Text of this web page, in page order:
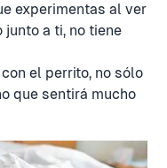
experimentas al ver
a ti, no tiene
el perrito, no sólo
que sentirá mucho